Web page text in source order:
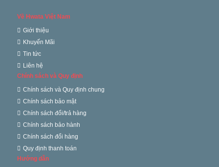
Về Hwata Việt Nam
Giới thiệu
Khuyến Mãi
Tin tức
Liên hệ
Chính sách và Quy định
Chính sách và Quy định chung
Chính sách bảo mật
Chính sách đổi/trả hàng
Chính sách bảo hành
Chính sách đổi hàng
Quy định thanh toán
Hướng dẫn